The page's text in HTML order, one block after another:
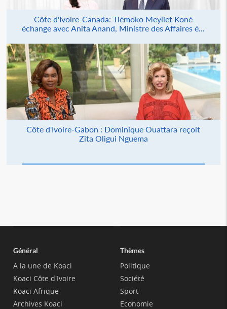
Côte d'Ivoire-Canada: Tiémoko Meyliet Koné
échange avec Anita Anand, Ministre des Affaires é...
Côte d'Ivoire-Gabon : Dominique Ouattara reçoit
Zita Oligui Nguema
Général
A la une de Koaci
Koaci Côte d'Ivoire
Koaci Afrique
Archives Koaci
Thèmes
Politique
Société
Sport
Economie